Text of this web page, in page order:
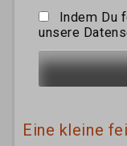
Indem Du
unsere
Eine kleine